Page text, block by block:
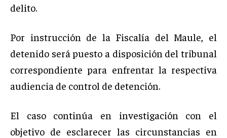
delito.
Por instrucción de la Fiscalía del Maule, el
detenido será puesto a disposición del tribunal
correspondiente para enfrentar la respectiva
audiencia de control de detención.
El caso continúa en investigación con el
objetivo de esclarecer las circunstancias en